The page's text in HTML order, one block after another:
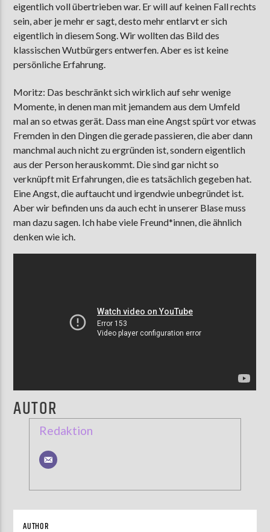
eigentlich voll übertrieben war. Er will auf keinen Fall rechts
sein, aber je mehr er sagt, desto mehr entlarvt er sich
eigentlich in diesem Song. Wir wollten das Bild des
klassischen Wutbürgers entwerfen. Aber es ist keine
persönliche Erfahrung.
Moritz: Das beschränkt sich wirklich auf sehr wenige
Momente, in denen man mit jemandem aus dem Umfeld
mal an so etwas gerät. Dass man eine Angst spürt vor etwas
Fremden in den Dingen die gerade passieren, die aber dann
manchmal auch nicht zu ergründen ist, sondern eigentlich
aus der Person herauskommt. Die sind gar nicht so
verknüpft mit Erfahrungen, die es tatsächlich gegeben hat.
Eine Angst, die auftaucht und irgendwie unbegründet ist.
Aber wir befinden uns da auch echt in unserer Blase muss
man dazu sagen. Ich habe viele Freund*innen, die ähnlich
denken wie ich.
AUTOR
Redaktion
AUTHOR